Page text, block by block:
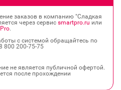
заказов в компанию "Сладкая
через сервис smartpro.ru или
.
с системой обращайтесь по
800 200‐75‐75
не является публичной офертой.
после прохождении